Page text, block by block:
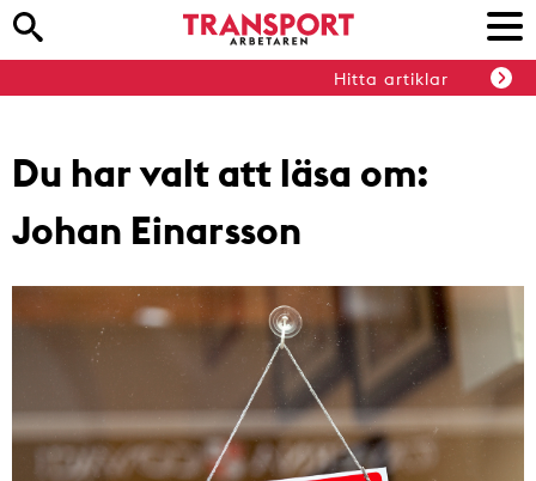
Hitta artiklar
Du har valt att läsa om:
Johan Einarsson